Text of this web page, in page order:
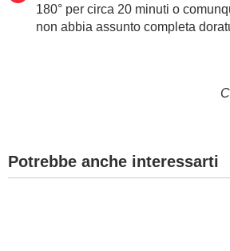
180° per circa 20 minuti o
non abbia assunto completa
Potrebbe anche interessarti